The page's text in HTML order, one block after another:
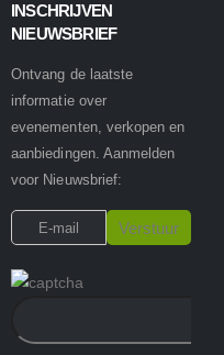
INSCHRIJVEN
NIEUWSBRIEF
Ontvang de laatste
informatie over
evenementen, verkopen en
aanbiedingen. Aanmelden
voor Nieuwsbrief: